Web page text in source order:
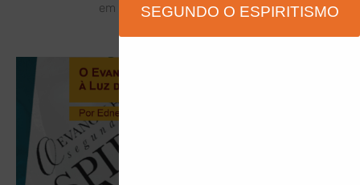
em Portugal. Filho de Gervásio
SEGUNDO O ESPIRITISMO